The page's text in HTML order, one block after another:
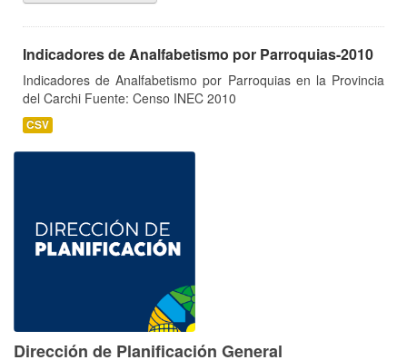
Indicadores de Analfabetismo por Parroquias-2010
Indicadores de Analfabetismo por Parroquias en la Provincia
del Carchi Fuente: Censo INEC 2010
CSV
Dirección de Planificación General